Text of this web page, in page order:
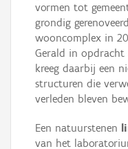
vormen tot
grondig
wooncomplex in
Gerald in opdracht
kreeg daarbij een
structuren die
verleden bleven
Een natuurstenen
van het